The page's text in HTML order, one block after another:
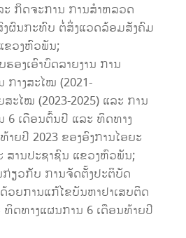
ະ ກິດຈະການ ການສຳຫລວດ
ຜົນກະທົບ ຕໍ່ສິ່ງແວດລ້ອມສັງຄົມ
ຂວງຫົວພັນ;
ອງເອົາບົດລາຍງານ ການ
ກາງສະໄໝ (2021-
ະໄໝ (2023-2025) ແລະ ການ
6 ເດືອນຕົ້ນປີ ແລະ ທິດທາງ
າຍປີ 2023 ຂອງອົງການໄອຍະ
ສານປະຊາຊົນ ແຂວງຫົວພັນ;
ກ່ຽວກັບ ການຈັດຕັ້ງປະຕິບັດ
ວຍການແກ້ໄຂບັນຫາຢາເສບຕິດ
ດທາງແຜນການ 6 ເດືອນທ້າຍປີ